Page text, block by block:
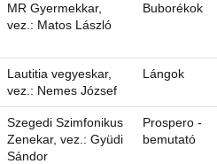
MR Gyermekkar,
vez.: Matos László
Buborékok
Lautitia vegyeskar,
vez.: Nemes József
Lángok
Szegedi Szimfonikus
Zenekar, vez.: Gyüdi
Sándor
Prospero -
bemutató